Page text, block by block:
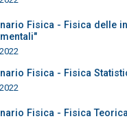
Fisica - Fisica delle
Fisica - Fisica
Fisica - Fisica